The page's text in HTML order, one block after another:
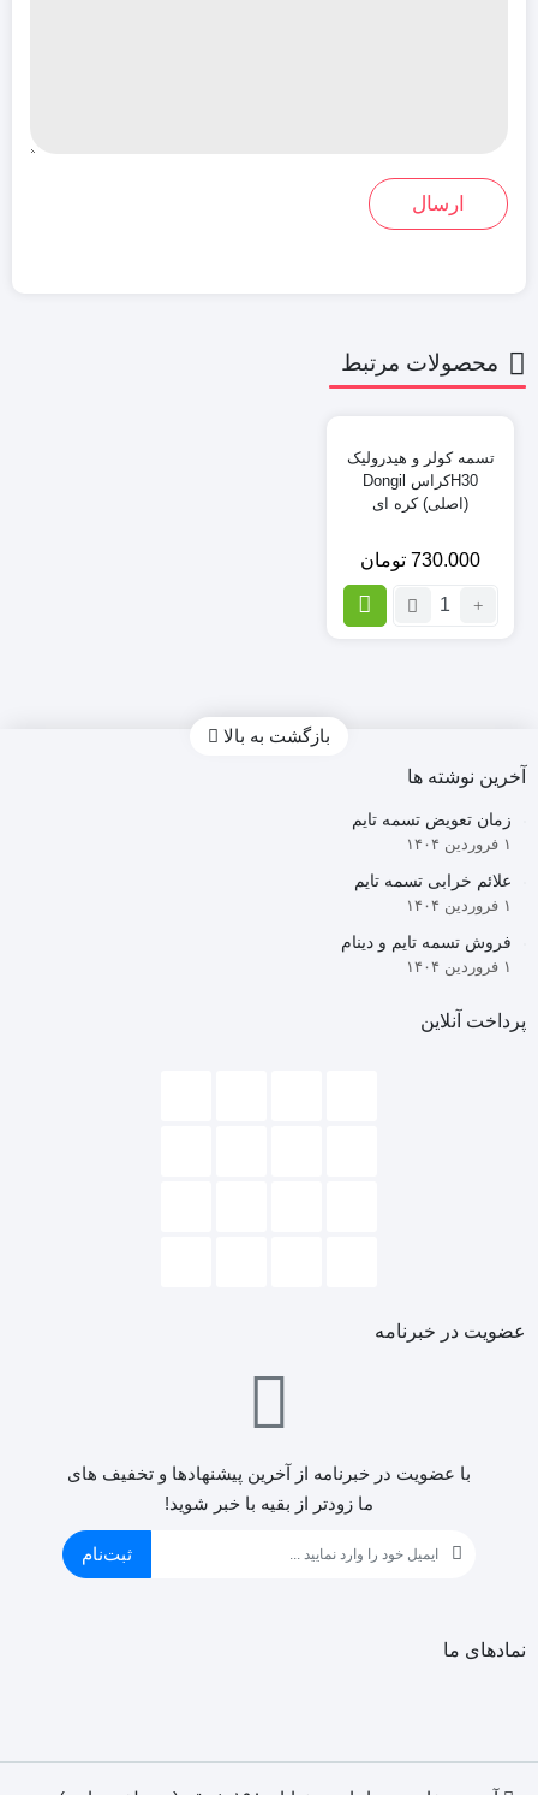
محصولات مرتبط
تسمه کولر و هیدرولیک
H30کراس Dongil
(اصلی) کره ای
730.000 تومان
تعداد:
(اصلی)
ای
بازگشت به بالا
آخرین نوشته ها
زمان تعویض تسمه تایم
۱ فروردین ۱۴۰۴
علائم خرابی تسمه تایم
۱ فروردین ۱۴۰۴
فروش تسمه تایم و دینام
۱ فروردین ۱۴۰۴
پرداخت آنلاین
عضویت در خبرنامه
با عضویت در خبرنامه از آخرین پیشنهادها و تخفیف های
ما زودتر از بقیه با خبر شوید!
ثبت‌نام
نمادهای ما